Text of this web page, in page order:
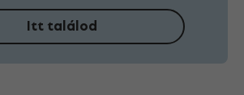
Itt találod